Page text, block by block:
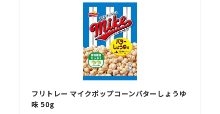
フリトレー マイクポップコーンバターしょうゆ
味 50g